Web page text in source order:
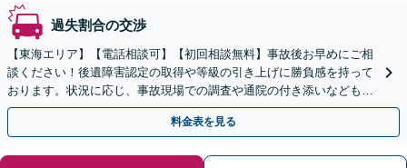
過失割合の交渉
【東海エリア】【電話相談可】【初回相談無料】事故後お早めにご相
談ください！後遺障害認定の取得や等級の引き上げに勝負感を持って
おります。状況に応じ、事故現場での調査や通院の付き添いなどもサ
ポート。弁護士費用特約を利用可能【休日・夜間面談可】
料金表を見る